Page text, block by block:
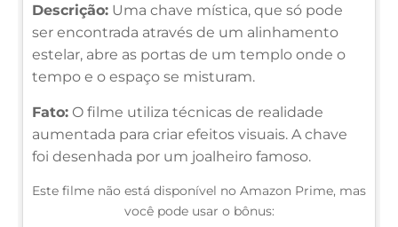
Descrição: Uma chave mística, que só pode
ser encontrada através de um alinhamento
estelar, abre as portas de um templo onde o
tempo e o espaço se misturam.
Fato: O filme utiliza técnicas de realidade
aumentada para criar efeitos visuais. A chave
foi desenhada por um joalheiro famoso.
Este filme não está disponível no Amazon Prime, mas
você pode usar o bônus: